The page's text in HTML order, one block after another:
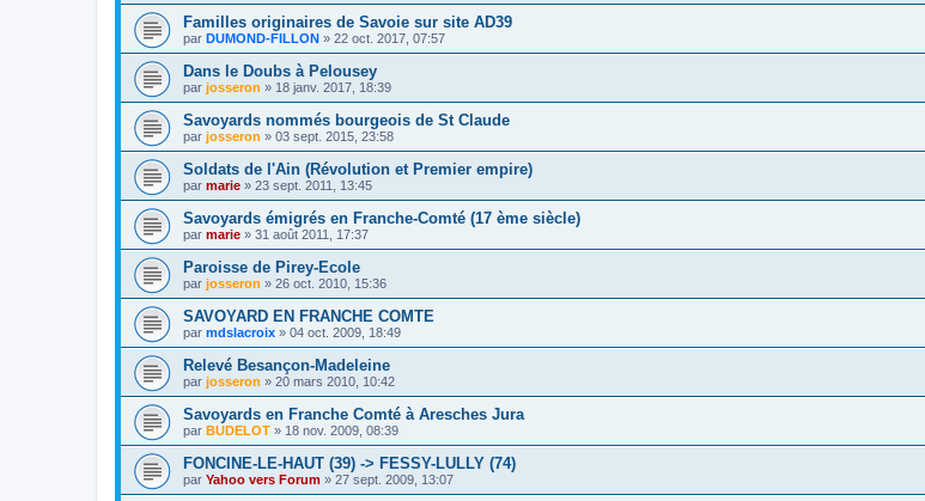
Familles originaires de Savoie sur site AD39
par DUMOND-FILLON » 22 oct. 2017, 07:57
Dans le Doubs à Pelousey
par josseron » 18 janv. 2017, 18:39
Savoyards nommés bourgeois de St Claude
par josseron » 03 sept. 2015, 23:58
Soldats de l'Ain (Révolution et Premier empire)
par marie » 23 sept. 2011, 13:45
Savoyards émigrés en Franche-Comté (17 ème siècle)
par marie » 31 août 2011, 17:37
Paroisse de Pirey-Ecole
par josseron » 26 oct. 2010, 15:36
SAVOYARD EN FRANCHE COMTE
par mdslacroix » 04 oct. 2009, 18:49
Relevé Besançon-Madeleine
par josseron » 20 mars 2010, 10:42
Savoyards en Franche Comté à Aresches Jura
par BUDELOT » 18 nov. 2009, 08:39
FONCINE-LE-HAUT (39) -> FESSY-LULLY (74)
par Yahoo vers Forum » 27 sept. 2009, 13:07